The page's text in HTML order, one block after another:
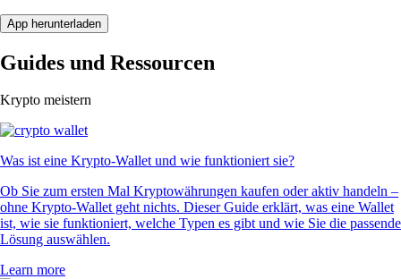
App herunterladen
Guides und Ressourcen
Krypto meistern
Was ist eine Krypto-Wallet und wie funktioniert sie?
Ob Sie zum ersten Mal Kryptowährungen kaufen oder aktiv handeln –
ohne Krypto-Wallet geht nichts. Dieser Guide erklärt, was eine Wallet
ist, wie sie funktioniert, welche Typen es gibt und wie Sie die passende
Lösung auswählen.
Learn more